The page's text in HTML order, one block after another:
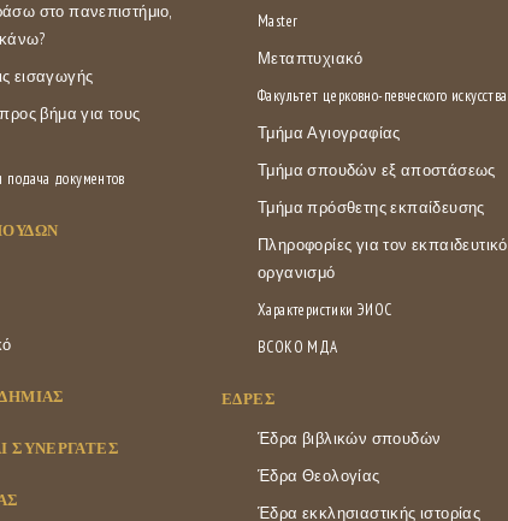
στο πανεπιστήμιο,
εισαγωγής
βήμα για τους
документов
ΣΥΝΕΡΓΆΤΕΣ
Master
Μεταπτυχιακό
Факультет церковно-певческого искусства
Τμήμα Αγιογραφίας
Τμήμα σπουδών εξ αποστάσεως
Τμήμα πρόσθετης εκπαίδευσης
Πληροφορίες για τον εκπαιδευτικό
οργανισμό
Характеристики ЭИОС
ВСОКО МДА
ΕΔΡΕΣ
Έδρα βιβλικών σπουδών
Έδρα Θεολογίας
Έδρα εκκλησιαστικής ιστορίας